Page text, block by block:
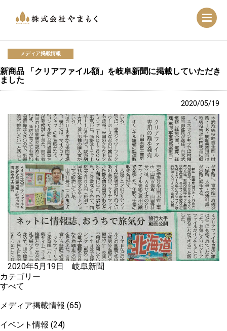
メディア掲載情報
新商品 「クリアファイル額」を岐阜新聞に掲載していただき
ました
2020/05/19
2020年5月19日 岐阜新聞
カテゴリー
すべて
メディア掲載情報 (65)
イベント情報 (24)